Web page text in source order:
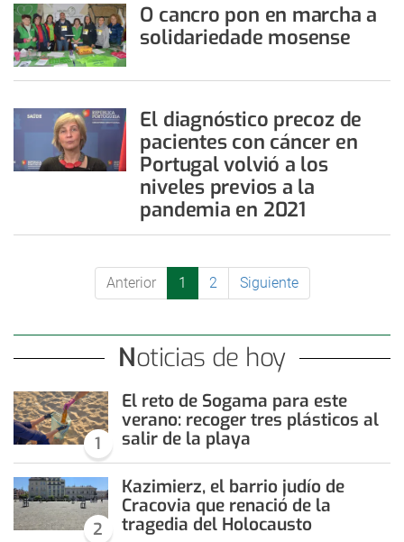
O cancro pon en marcha a
solidariedade mosense
El diagnóstico precoz de
pacientes con cáncer en
Portugal volvió a los
niveles previos a la
pandemia en 2021
Anterior 1 2 Siguiente
Noticias de hoy
1
El reto de Sogama para este
verano: recoger tres plásticos al
salir de la playa
2
Kazimierz, el barrio judío de
Cracovia que renació de la
tragedia del Holocausto